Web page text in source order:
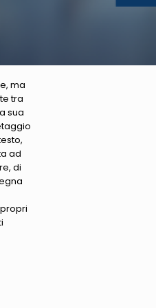
ma
tra
sua
ad
di